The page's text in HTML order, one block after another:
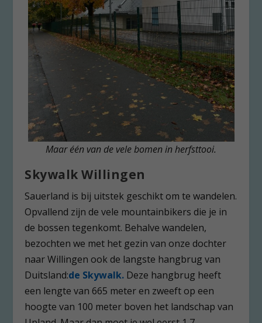
Maar één van de vele bomen in herfsttooi.
Skywalk Willingen
Sauerland is bij uitstek geschikt om te wandelen.
Opvallend zijn de vele mountainbikers die je in
de bossen tegenkomt. Behalve wandelen,
bezochten we met het gezin van onze dochter
naar Willingen ook de langste hangbrug van
Duitsland:de Skywalk. Deze hangbrug heeft
een lengte van 665 meter en zweeft op een
hoogte van 100 meter boven het landschap van